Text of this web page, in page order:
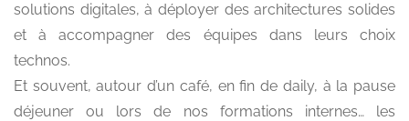
solutions digitales, à déployer des architectures solides
et à accompagner des équipes dans leurs choix
technos.
Et souvent, autour d’un café, en fin de daily, à la pause
déjeuner ou lors de nos formations internes… les